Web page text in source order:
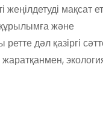
мақсат
және
дәл қазіргі
жаратқанмен,